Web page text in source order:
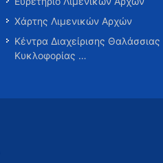
Χάρτης Λιμενικών Αρχών
Κέντρα Διαχείρισης Θαλάσσιας
Κυκλοφορίας …